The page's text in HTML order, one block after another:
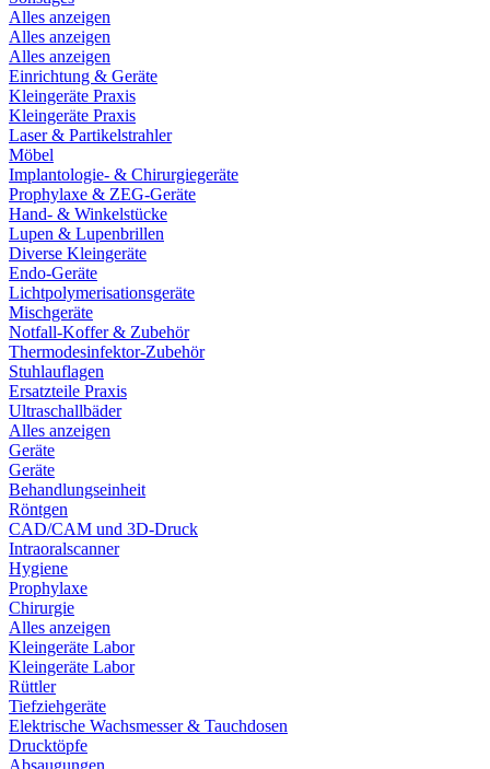
Alles anzeigen
Alles anzeigen
Alles anzeigen
Einrichtung & Geräte
Kleingeräte Praxis
Kleingeräte Praxis
Laser & Partikelstrahler
Möbel
Implantologie- & Chirurgiegeräte
Prophylaxe & ZEG-Geräte
Hand- & Winkelstücke
Lupen & Lupenbrillen
Diverse Kleingeräte
Endo-Geräte
Lichtpolymerisationsgeräte
Mischgeräte
Notfall-Koffer & Zubehör
Thermodesinfektor-Zubehör
Stuhlauflagen
Ersatzteile Praxis
Ultraschallbäder
Alles anzeigen
Geräte
Geräte
Behandlungseinheit
Röntgen
CAD/CAM und 3D-Druck
Intraoralscanner
Hygiene
Prophylaxe
Chirurgie
Alles anzeigen
Kleingeräte Labor
Kleingeräte Labor
Rüttler
Tiefziehgeräte
Elektrische Wachsmesser & Tauchdosen
Drucktöpfe
Absaugungen